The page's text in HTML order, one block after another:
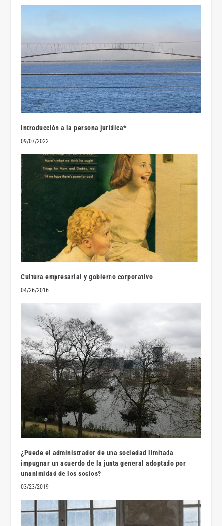
Introducción a la persona jurídica*
09/07/2022
Cultura empresarial y gobierno corporativo
04/26/2016
¿Puede el administrador de una sociedad limitada
impugnar un acuerdo de la junta general adoptado por
unanimidad de los socios?
03/23/2019